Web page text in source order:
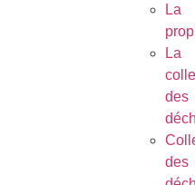
La
La
des
des